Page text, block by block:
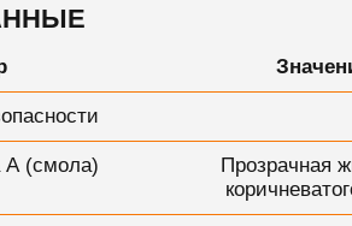
А (смола)
Прозрачная